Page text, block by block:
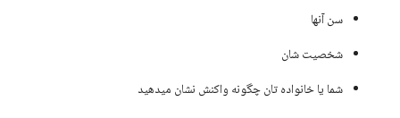
سن آنها
شخصیت شان
شما یا خانواده تان چگونه واکنش نشان میدهید